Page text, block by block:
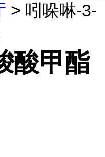
> 吲哚啉-3-
酸甲酯